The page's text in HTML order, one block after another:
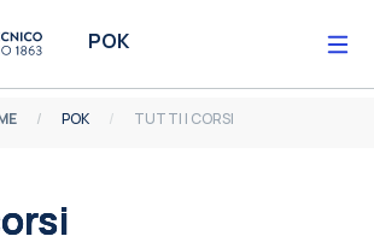
POK
POK TUTTI I CORSI